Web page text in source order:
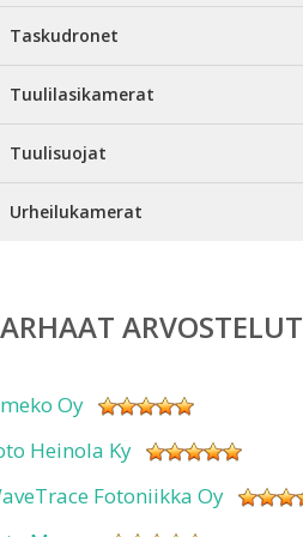
Taskudronet
Tuulilasikamerat
Tuulisuojat
Urheilukamerat
ARVOSTELUT
Oy
Heinola Ky
Fotoniikka Oy